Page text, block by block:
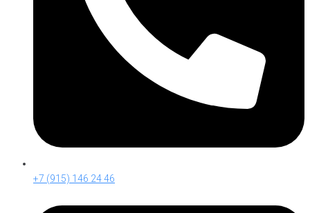
+7 (915) 146 24 46